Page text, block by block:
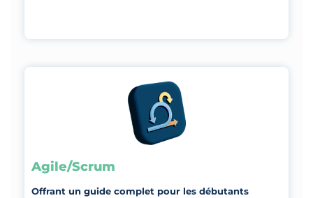
Agile/Scrum
Offrant un guide complet pour les débutants